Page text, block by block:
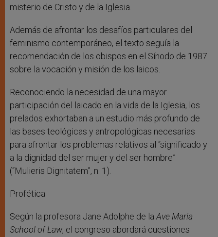
misterio de Cristo y de la Iglesia.
Además de afrontar los desafíos particulares del
feminismo contemporáneo, el texto seguía la
recomendación de los obispos en el Sínodo de 1987
sobre la vocación y misión de los laicos.
Reconociendo la necesidad de una mayor
participación del laicado en la vida de la Iglesia, los
prelados exhortaban a un estudio más profundo de
las bases teológicas y antropológicas necesarias
para afrontar los problemas relativos al “significado y
a la dignidad del ser mujer y del ser hombre”
(“Mulieris Dignitatem”, n. 1).
Profética
Según la profesora Jane Adolphe de laAve Maria
School of Law, el congreso abordará cuestiones